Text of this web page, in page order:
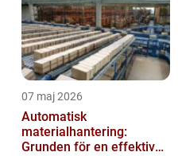
07 maj 2026
Automatisk
materialhantering:
Grunden för en effektiv